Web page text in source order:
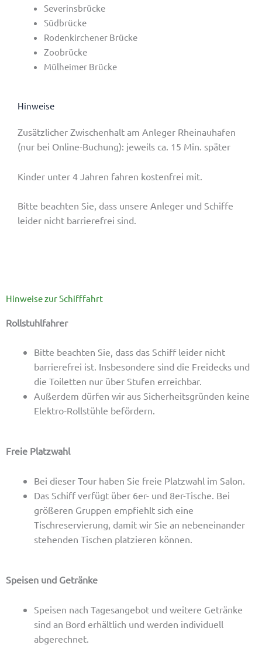
Severinsbrücke
Südbrücke
Rodenkirchener Brücke
Zoobrücke
Mülheimer Brücke
Hinweise
Zusätzlicher Zwischenhalt am Anleger Rheinauhafen
(nur bei Online-Buchung): jeweils ca. 15 Min. später
Kinder unter 4 Jahren fahren kostenfrei mit.
Bitte beachten Sie, dass unsere Anleger und Schiffe
leider nicht barrierefrei sind.
Hinweise zur Schifffahrt
Rollstuhlfahrer
Bitte beachten Sie, dass das Schiff leider nicht
barrierefrei ist. Insbesondere sind die Freidecks und
die Toiletten nur über Stufen erreichbar.
Außerdem dürfen wir aus Sicherheitsgründen keine
Elektro-Rollstühle befördern.
Freie Platzwahl
Bei dieser Tour haben Sie freie Platzwahl im Salon.
Das Schiff verfügt über 6er- und 8er-Tische. Bei
größeren Gruppen empfiehlt sich eine
Tischreservierung, damit wir Sie an nebeneinander
stehenden Tischen platzieren können.
Speisen und Getränke
Speisen nach Tagesangebot und weitere Getränke
sind an Bord erhältlich und werden individuell
abgerechnet.